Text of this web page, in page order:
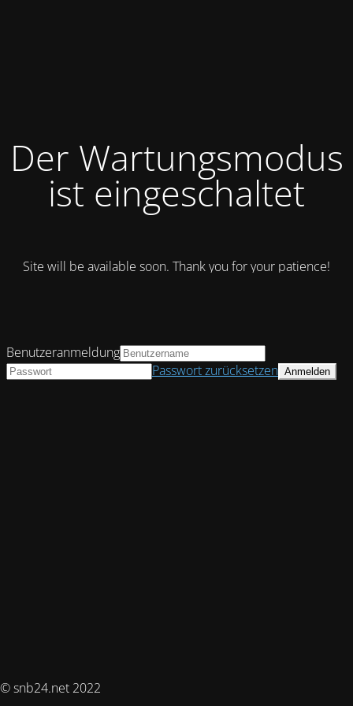
Der Wartungsmodus
ist eingeschaltet
Site will be available soon. Thank you for your patience!
© snb24.net 2022
Benutzeranmeldung
Passwort zurücksetzen